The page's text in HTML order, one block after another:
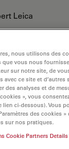
Leica
nous utilisons des
que vous nous
sur notre site, de
avec ce site et
des analyses et de
», vous
lien ci-dessous). Vous
des cookies
sur nos pratiques.
Cookie Partners Details